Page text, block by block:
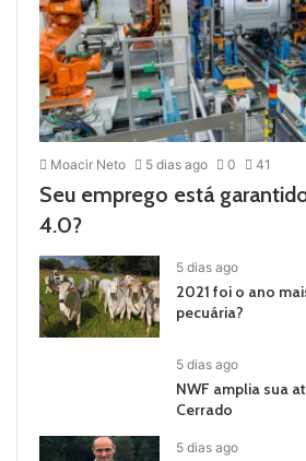
Moacir Neto 5 dias ago 0 41
Seu emprego está
4.0?
5 dias ago
2021 foi o ano
pecuária?
5 dias ago
NWF amplia sua
Cerrado
5 dias ago